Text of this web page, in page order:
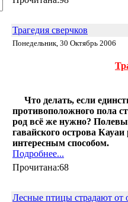
Трагедия сверчков
Понедельник, 30 Октябрь 2006
Что делать, если
противоположного пола
род всё же нужно?
гавайского острова
интересным способом.
Подробнее...
Прочитана:68
Лесные птицы страдают от